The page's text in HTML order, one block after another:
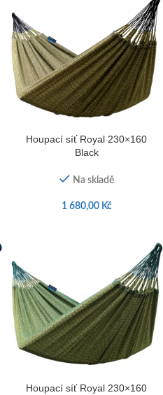
Houpací síť Royal 230×160
Black
Na skladě
1 680,00 Kč
Houpací síť Royal 230×160